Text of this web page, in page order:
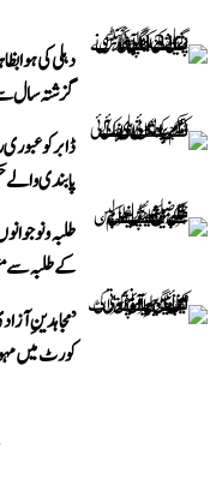
دہلی کی ہوا
گزشتہ سال سے 12 پوائنٹس زیادہ:
ڈابر کو
پابندی والے
طلبہ و
کے طلبہ
’مجاہدینِ
کورٹ میں